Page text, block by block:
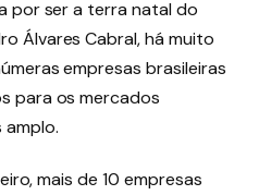
por ser a terra natal do
Álvares Cabral, há muito
empresas brasileiras
para os mercados
mais de 10 empresas